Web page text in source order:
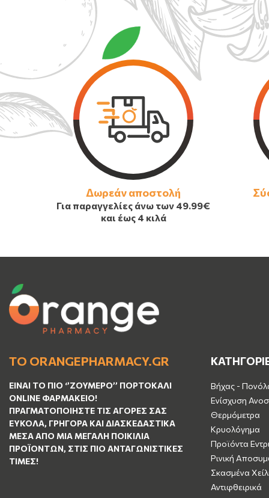
Δωρεάν αποστολή
Για παραγγελίες άνω των 49.99€
και έως 4 κιλά
ΤΟ ORANGEPHARMACY.GR
ΕΊΝΑΙ ΤO ΠΙΟ ‘’ΖΟΥΜΕΡΌ’’ ΠΟΡΤΟΚΑΛΊ
ΟNLINE ΦΑΡΜΑΚΕΊΟ!
ΠΡΑΓΜΑΤΟΠΟΙΉΣΤΕ ΤΙΣ ΑΓΟΡΈΣ ΣΑΣ
ΕΎΚΟΛΑ, ΓΡΉΓΟΡΑ ΚΑΙ ΔΙΑΣΚΕΔΑΣΤΙΚΆ
ΜΈΣΑ ΑΠΌ ΜΙΑ ΜΕΓΆΛΗ ΠΟΙΚΙΛΊΑ
ΠΡΟΪΌΝΤΩΝ, ΣΤΙΣ ΠΙΟ ΑΝΤΑΓΩΝΙΣΤΙΚΈΣ
ΤΙΜΈΣ!
Βήχας -
Ενίσχυση
Θερμόμετρα
Κρυολόγημα
Προϊόντα
Ρινική
Σκασμένα
Αντιφθειρικά